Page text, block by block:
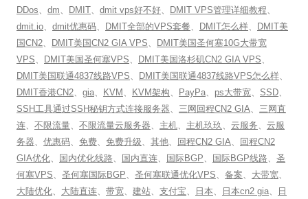
DDos、 dm、 DMIT、 dmit vps好不好、 DMIT VPS管理详细教程、
dmit.io、 dmit优惠码、 DMIT全部的VPS套餐、 DMIT怎么样、
DMIT美
国CN2、 DMIT美国CN2 GIA VPS、
DMIT美国圣何塞10G大带宽
VPS、 DMIT美国圣何塞VPS、 DMIT美国洛杉矶CN2 GIA VPS、
DMIT美国联通4837线路VPS、 DMIT美国联通4837线路VPS怎么样、
DMIT香港CN2、 gia、 KVM 、 KVM架构、 PayPa、 ps大带宽、 SSD、
SSH工具通过SSH秘钥方式连接服务器、 三网回程CN2 GIA、 三网直
连、 不限流量、 不限流量云服务器、 主机、 主机玖玖、 云服务、 云服
务器、 优惠码、 免费、 免费升级、 其他、 回程CN2 GIA、
回程CN2
GIA优化、 国内优化线路、 国内直连、 国际BGP、 国际BGP线路、 圣
何塞VPS、 圣何塞国际BGP、 圣何塞联通优化VPS、 备案、 大带宽、
大陆优化、 大陆直连、 带宽、 建站、 支付宝、 日本、 日本cn2 gia、
日